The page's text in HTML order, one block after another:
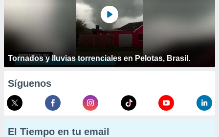
Tornados y lluvias torrenciales en Pelotas, Brasil.
Síguenos
El Tiempo en tu email